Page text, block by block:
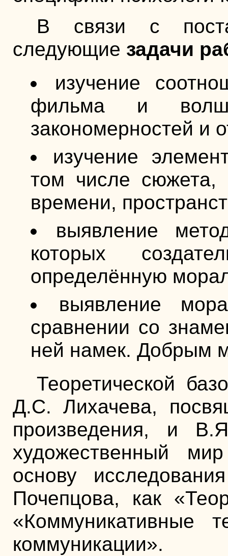
В связи с
следующие задачи
изучение
фильма и
закономерностей и
изучение
том числе сюжета,
времени,
выявление
которых
определённую
выявление
сравнении со
ней намек. Добрым
Теоретической
Д.С. Лихачева,
произведения, и
художественный
основу
Почепцова, как
«Коммуникативные
коммуникации».